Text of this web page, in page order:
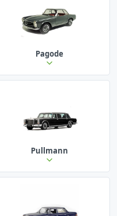
Pagode
Pullmann